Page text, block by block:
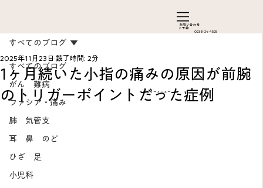
お問い合わ​せ
ご予約
0238-24-4525
すべてのブログ
がん 難病
ファシア・痛み
肺 気管支
耳 鼻 のど
ひざ 足
小児科
すべてのブログ
1ヶ月続いた小指の痛みの原因が前腕
のトリガーポイントだった症例
2025年11月23日 読了時間: 2分
カテゴリーメニュー